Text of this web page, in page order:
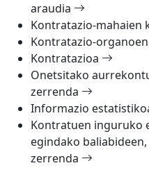
araudia
Kontratazio-mahaien
Kontratazio-
Kontratazioa
Onetsitako
zerrenda
Informazio
Kontratuen inguruko
egindako
zerrenda